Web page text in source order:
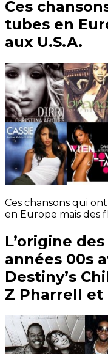
Ces
tubes en
aux U.S.A.
Ces chansons qui
en Europe mais des
L’origine
années 00s
Destiny’s
Z Pharrell et